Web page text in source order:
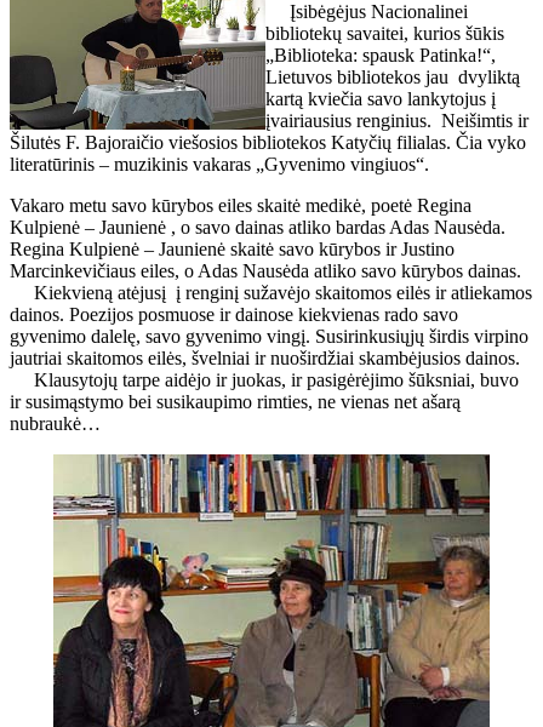
Įsibėgėjus Nacionalinei
bibliotekų savaitei, kurios šūkis
„Biblioteka: spausk Patinka!“,
Lietuvos bibliotekos jau dvyliktą
kartą kviečia savo lankytojus į
įvairiausius renginius. Neišimtis ir
Šilutės F. Bajoraičio viešosios bibliotekos Katyčių filialas. Čia vyko
literatūrinis – muzikinis vakaras „Gyvenimo vingiuos“.
Vakaro metu savo kūrybos eiles skaitė medikė, poetė Regina
Kulpienė – Jaunienė , o savo dainas atliko bardas Adas Nausėda.
Regina Kulpienė – Jaunienė skaitė savo kūrybos ir Justino
Marcinkevičiaus eiles, o Adas Nausėda atliko savo kūrybos dainas.
Kiekvieną atėjusį į renginį sužavėjo skaitomos eilės ir atliekamos
dainos. Poezijos posmuose ir dainose kiekvienas rado savo
gyvenimo dalelę, savo gyvenimo vingį. Susirinkusiųjų širdis virpino
jautriai skaitomos eilės, švelniai ir nuoširdžiai skambėjusios dainos.
Klausytojų tarpe aidėjo ir juokas, ir pasigėrėjimo šūksniai, buvo
ir susimąstymo bei susikaupimo rimties, ne vienas net ašarą
nubraukė…